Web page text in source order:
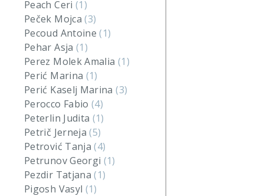
Peach Ceri (1)
Peček Mojca(3)
Pecoud Antoine(1)
Pehar Asja (1)
Perez Molek Amalia (1)
Perić Marina (1)
Perić Kaselj Marina(3)
Perocco Fabio(4)
Peterlin Judita (1)
Petrič Jerneja(5)
Petrović Tanja(4)
Petrunov Georgi (1)
Pezdir Tatjana(1)
Pigosh Vasyl (1)